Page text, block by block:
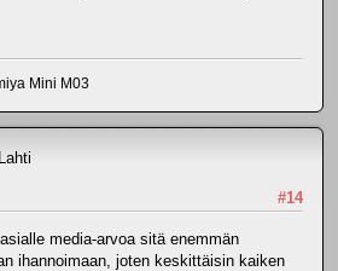
Mini M03
#14
media-arvoa sitä enemmän
ihannoimaan, joten keskittäisin kaiken